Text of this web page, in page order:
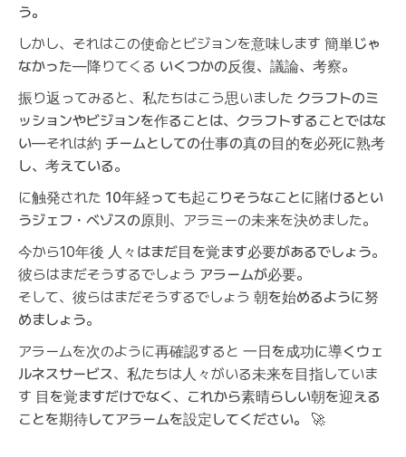
う。
しかし、それはこの使命とビジョンを意味します 簡単じゃ
なかった—降りてくる いくつかの反復、議論、考察。
振り返ってみると、私たちはこう思いました クラフトのミ
ッションやビジョンを作ることは、クラフトすることではな
い—それは約 チームとしての仕事の真の目的を必死に熟考
し、考えている。
に触発された 10年経っても起こりそうなことに賭けるとい
うジェフ・ベゾスの原則 、アラミーの未来を決めました。
今から10年後 人々はまだ目を覚ます必要があるでしょう。
彼らはまだそうするでしょう アラームが必要。
そして、彼らはまだそうするでしょう 朝を始めるように努
めましょう。
アラームを次のように再確認すると 一日を成功に導くウェ
ルネスサービス、私たちは人々がいる未来を目指していま
す 目を覚ますだけでなく、これから素晴らしい朝を迎える
ことを期待してアラームを設定してください。
🚀